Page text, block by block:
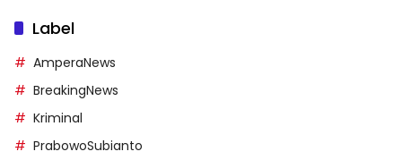
Label
AmperaNews
BreakingNews
Kriminal
PrabowoSubianto